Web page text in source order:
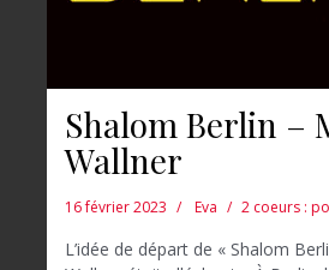
Shalom Berlin –
Wallner
16 février 2023 Eva 2 coeurs :
L’idée de départ de « Shalom